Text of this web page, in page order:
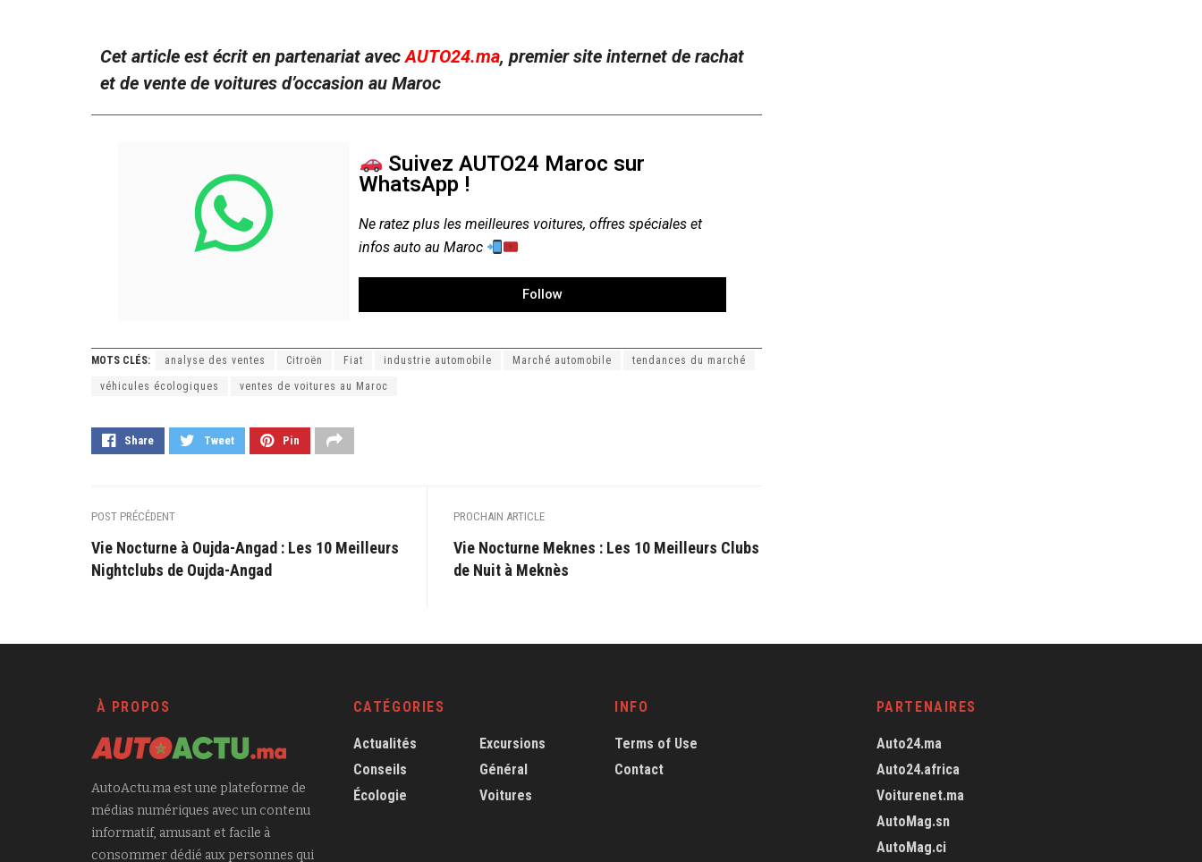
Cet article est écrit en partenariat avecAUTO24.ma, premier site internet de rachat
et de vente de voitures d’occasion au Maroc
Suivez AUTO24 Maroc sur
WhatsApp !
Ne ratez plus les meilleures voitures, offres spéciales et
infos auto au Maroc
Follow
MOTS CLÉS: analyse des ventes Citroën Fiat industrie automobile Marché automobile tendances du marché
véhicules écologiques ventes de voitures au Maroc
Share Tweet Pin
POST PRÉCÉDENT
Vie Nocturne à Oujda-Angad : Les 10 Meilleurs
Nightclubs de Oujda-Angad
PROCHAIN ARTICLE
Vie Nocturne Meknes : Les 10 Meilleurs Clubs
de Nuit à Meknès
À PROPOS
AutoActu.ma est une plateforme de
médias numériques avec un contenu
informatif, amusant et facile à
consommer dédié aux personnes qui
CATÉGORIES
Actualités
Conseils
Écologie
Excursions
Général
Voitures
INFO
Terms of Use
Contact
PARTENAIRES
Auto24.ma
Auto24.africa
Voiturenet.ma
AutoMag.sn
AutoMag.ci